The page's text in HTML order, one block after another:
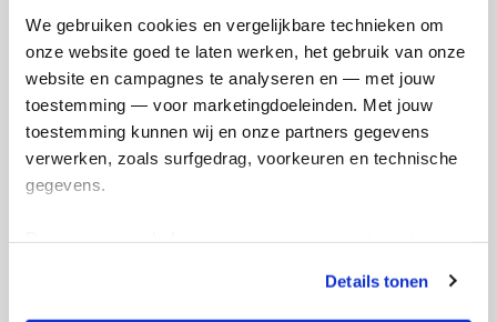
We gebruiken cookies en vergelijkbare technieken om
onze website goed te laten werken, het gebruik van onze
website en campagnes te analyseren en — met jouw
toestemming — voor marketingdoeleinden. Met jouw
toestemming kunnen wij en onze partners gegevens
verwerken, zoals surfgedrag, voorkeuren en technische
gegevens.
tonen. Je kunt je toestemming op elk moment wijzigen of
intrekken via Cookie instellingen onderaan de pagina. De
Details tonen
Actiepagina gemaakt